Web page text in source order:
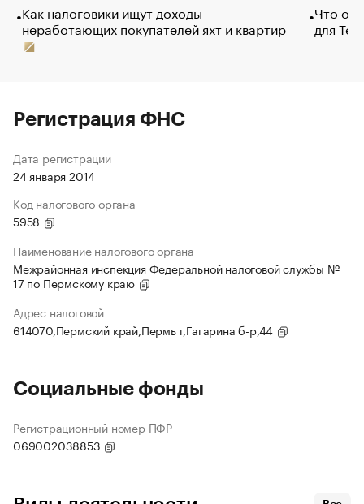
Как налоговики ищут доходы
неработающих покупателей яхт и квартир
Что
для
Регистрация ФНС
Дата регистрации
24 января 2014
Код налогового органа
5958
Наименование налогового органа
Межрайонная инспекция Федеральной налоговой службы №
17 по Пермскому краю
Адрес налоговой
614070,Пермский край,Пермь г,Гагарина б-р,44
Социальные фонды
Регистрационный номер ПФР
069002038853